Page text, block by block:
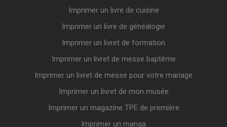
Imprimer un livre de cuisine
Imprimer un livre de généalogie
Imprimer un livret de formation
Imprimer un livret de messe baptême
Imprimer un livret de messe pour votre mariage
Imprimer un livret de mon musée
Imprimer un magazine TPE de première
Imprimer un manga